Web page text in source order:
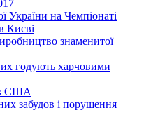
України на Чемпіонаті
Києві
знаменитої
годують харчовими
США
забудов і порушення